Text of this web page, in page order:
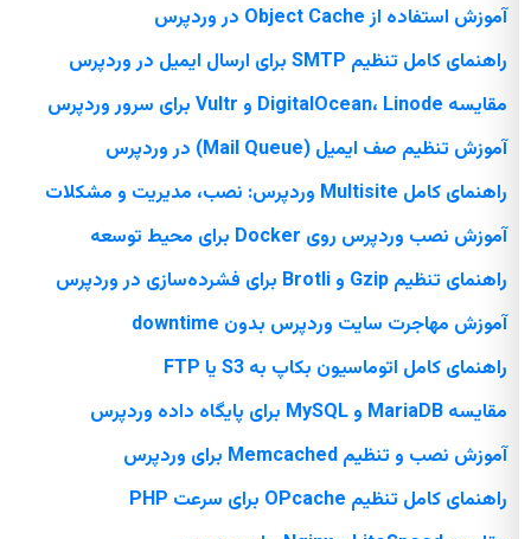
آموزش استفاده از Object Cache در وردپرس
راهنمای کامل تنظیم SMTP برای ارسال ایمیل در وردپرس
مقایسه DigitalOcean، Linode و Vultr برای سرور وردپرس
آموزش تنظیم صف ایمیل (Mail Queue) در وردپرس
راهنمای کامل Multisite وردپرس: نصب، مدیریت و مشکلات
آموزش نصب وردپرس روی Docker برای محیط توسعه
راهنمای تنظیم Gzip و Brotli برای فشرده‌سازی در وردپرس
آموزش مهاجرت سایت وردپرس بدون downtime
راهنمای کامل اتوماسیون بکاپ به S3 یا FTP
مقایسه MariaDB و MySQL برای پایگاه داده وردپرس
آموزش نصب و تنظیم Memcached برای وردپرس
راهنمای کامل تنظیم OPcache برای سرعت PHP